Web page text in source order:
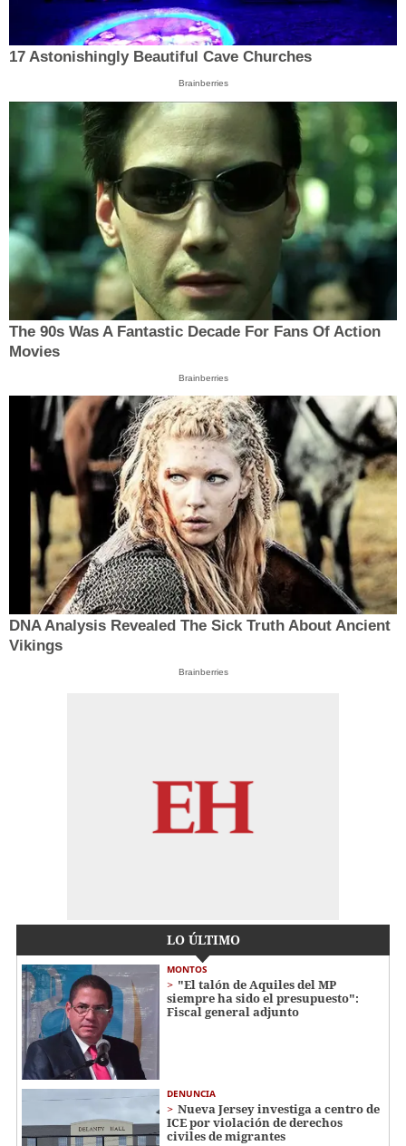
17 Astonishingly Beautiful Cave Churches
Brainberries
The 90s Was A Fantastic Decade For Fans Of Action
Movies
Brainberries
DNA Analysis Revealed The Sick Truth About Ancient
Vikings
Brainberries
LO ÚLTIMO
MONTOS
"El talón de Aquiles del MP
siempre ha sido el presupuesto":
Fiscal general adjunto
DENUNCIA
Nueva Jersey investiga a centro de
ICE por violación de derechos
civiles de migrantes